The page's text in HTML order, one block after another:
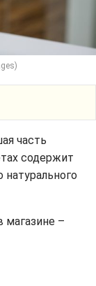
часть
содержит
магазине –